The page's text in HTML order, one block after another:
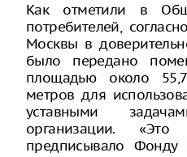
Как отметили в
потребителей,
Москвы в
было передано
площадью около
метров для
уставными
организации.
предписывало Фонду